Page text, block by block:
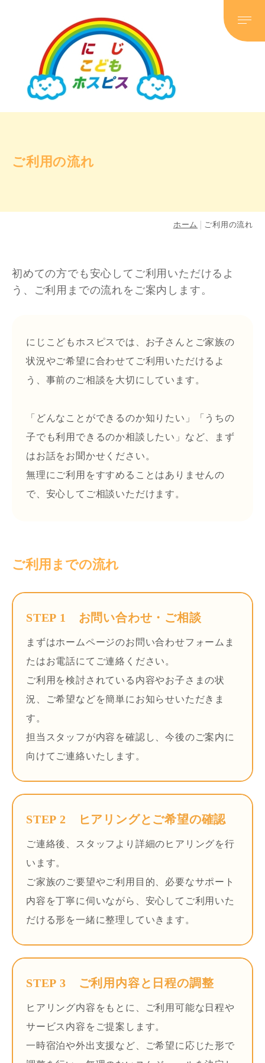
ご利用の流れ
ホーム ご利用の流れ
コンセプト
サービス
イベント情報
ご利用の流れ
ご寄付・ご支援
決算報告
アクセス
お問い合わせ
初めての方でも安心してご利用いただけるよ
う、ご利用までの流れをご案内します。
にじこどもホスピスでは、お子さんとご家族の
状況やご希望に合わせてご利用いただけるよ
う、事前のご相談を大切にしています。
「どんなことができるのか知りたい」「うちの
子でも利用できるのか相談したい」など、まず
はお話をお聞かせください。
無理にご利用をすすめることはありませんの
で、安心してご相談いただけます。
ご利用までの流れ
STEP 1 お問い合わせ・ご相談
まずはホームページのお問い合わせフォームま
たはお電話にてご連絡ください。
ご利用を検討されている内容やお子さまの状
況、ご希望などを簡単にお知らせいただきま
す。
担当スタッフが内容を確認し、今後のご案内に
向けてご連絡いたします。
STEP 2 ヒアリングとご希望の確認
ご連絡後、スタッフより詳細のヒアリングを行
います。
ご家族のご要望やご利用目的、必要なサポート
内容を丁寧に伺いながら、安心してご利用いた
だける形を一緒に整理していきます。
STEP 3 ご利用内容と日程の調整
ヒアリング内容をもとに、ご利用可能な日程や
サービス内容をご提案します。
一時宿泊や外出支援など、ご希望に応じた形で